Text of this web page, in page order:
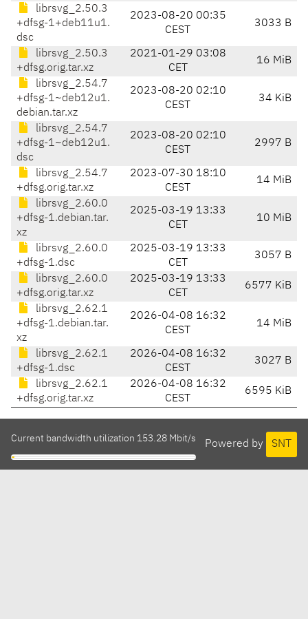
librsvg_2.50.3
+dfsg-1+deb11u1.
dsc
2023-08-20 00:35
CEST
3033 B
librsvg_2.50.3
+dfsg.orig.tar.xz
2021-01-29 03:08
CET
16 MiB
librsvg_2.54.7
+dfsg-1~deb12u1.
debian.tar.xz
2023-08-20 02:10
CEST
34 KiB
librsvg_2.54.7
+dfsg-1~deb12u1.
dsc
2023-08-20 02:10
CEST
2997 B
librsvg_2.54.7
+dfsg.orig.tar.xz
2023-07-30 18:10
CEST
14 MiB
librsvg_2.60.0
+dfsg-1.debian.tar.
xz
2025-03-19 13:33
CET
10 MiB
librsvg_2.60.0
+dfsg-1.dsc
2025-03-19 13:33
CET
3057 B
librsvg_2.60.0
+dfsg.orig.tar.xz
2025-03-19 13:33
CET
6577 KiB
librsvg_2.62.1
+dfsg-1.debian.tar.
xz
2026-04-08 16:32
CEST
14 MiB
librsvg_2.62.1
+dfsg-1.dsc
2026-04-08 16:32
CEST
3027 B
librsvg_2.62.1
+dfsg.orig.tar.xz
2026-04-08 16:32
CEST
6595 KiB
Powered by SNT
Current bandwidth utilization 153.28 Mbit/s